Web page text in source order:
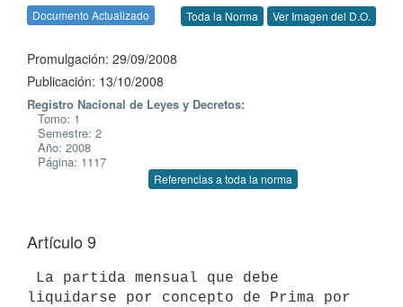
Documento Actualizado Toda la Norma Ver Imagen del D.O.
Promulgación: 29/09/2008
Publicación: 13/10/2008
Registro Nacional de Leyes y Decretos:
Tomo: 1
Semestre: 2
Año: 2008
Página: 1117
Referencias a toda la norma
Artículo 9
liquidarse por concepto de Prima por